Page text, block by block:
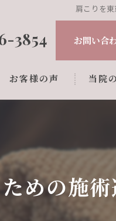
肩こりを
3854 お問い合
お客様の声 当院
腰痛
マタニ
めの施